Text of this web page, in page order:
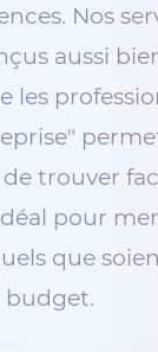
Nos
aussi
les
de trouver
pour
que
budget.